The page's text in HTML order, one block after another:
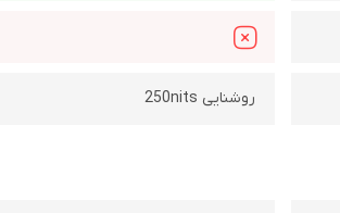
روشنایی 250nits